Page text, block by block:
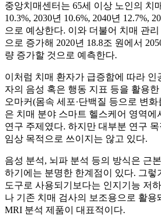
중앙치매센터는 65세 이상 노인의 치
10.3%, 2030년 10.6%, 2040년 12.7%,
으로 예상한다. 이와 더불어 치매 관
으로 증가해 2020년 18.8조 원에서
량 증가할 것으로 예측한다.
이처럼 치매 환자가 급증함에 따라
자의 음성 혹은 행동 지표 등을 활용한
오마커(몸속 세포·단백질 등으로 변
은 치매 분야 스마트 헬스케어 영역에
연구 주제였다. 하지만 대부분 연구
임상 목적으로 쓰이지는 않고 있다.
음성 분석, 뇌파 분석 등의 방식은 근
하기에는 분명한 한계점이 있다. 그렇
도구로 사용되기보다는 인지기능 저
나 기존 치매 검사의 보조용으로 활용
MRI 분석 제품이 대표적이다.